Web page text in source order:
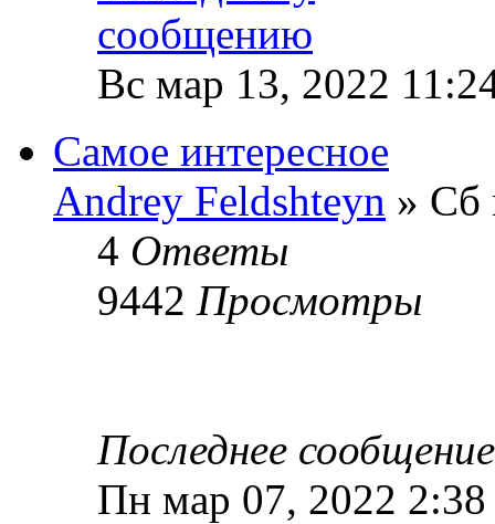
Вс мар 13, 2022
Самое интересное
Andrey Feldshteyn » Сб
4 Ответы
9442 Просмотры
Последнее
Пн мар 07, 2022 2:38